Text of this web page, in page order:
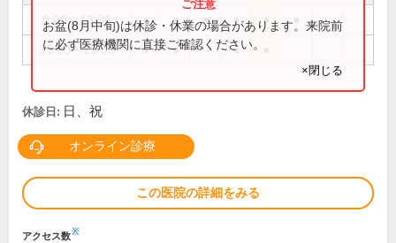
9:00～13:00 ● ● ● ● ●
15:00～19:00 ● ● ●
お盆(8月中旬)は休診・休業の場合があります。来院前
に必ず医療機関に直接ご確認ください。
×閉じる
休診日: 日、祝
オンライン診療
この医院の詳細をみる
アクセス数※